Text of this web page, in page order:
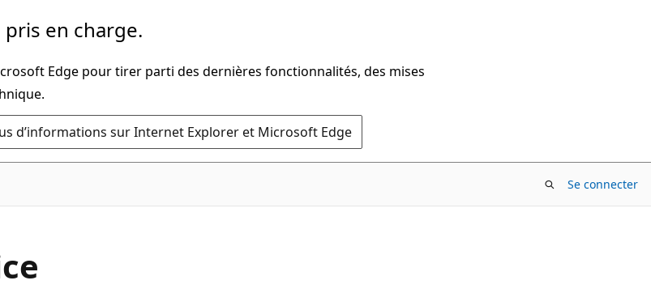
pris en charge.
Edge pour tirer parti des dernières fonctionnalités, des mises
d’informations sur Internet Explorer et Microsoft Edge
Se connecter